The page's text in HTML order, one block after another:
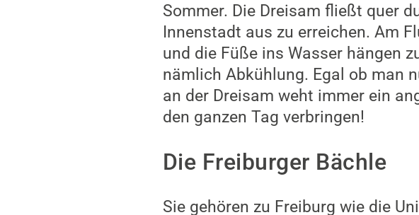
Sommer. Die Dreisam fließt quer
Innenstadt aus zu erreichen. Am
und die Füße ins Wasser hängen
nämlich Abkühlung. Egal ob man
an der Dreisam weht immer ein
den ganzen Tag verbringen!
Die Freiburger Bächle
Sie gehören zu Freiburg wie die